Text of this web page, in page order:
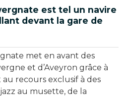
est tel un navire
devant la gare de
met en avant des
et d’Aveyron grâce à
recours exclusif à des
au musette, de la